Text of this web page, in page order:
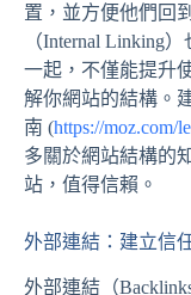
置，並方便他們回
（Internal Linking
一起，不僅能提升
解你網站的結構。
南 (https://moz.com/
多關於網站結構的
站，值得信賴。
外部連結：建立信
外部連結（